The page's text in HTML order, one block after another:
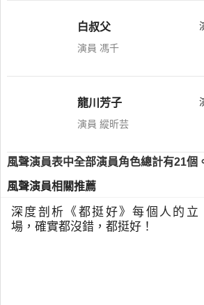
白叔父
演員 馮千
龍川芳子
演員 縱昕芸
風聲演員表中全部演員角色總計有21個
風聲演員相關推薦
深度剖析《都挺好》每個人的立
場，確實都沒錯，都挺好！